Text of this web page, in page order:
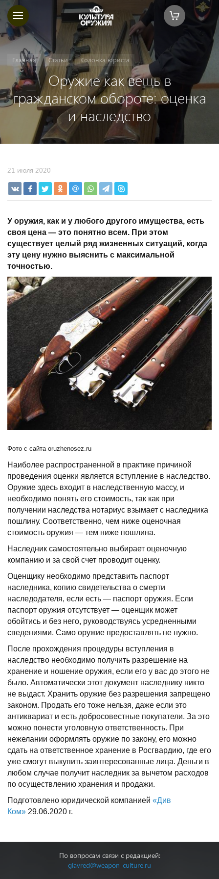
Главная Статьи Колонка юриста
Оружие как вещь в
гражданском обороте: оценка
и наследство
21 июля 2020
У оружия, как и у любого другого имущества, есть
своя цена — это понятно всем. При этом
существует целый ряд жизненных ситуаций, когда
эту цену нужно выяснить с максимальной
точностью.
Фото с сайта oruzhenosez.ru
Наиболее распространенной в практике причиной
проведения оценки является вступление в наследство.
Оружие здесь входит в наследственную массу, и
необходимо понять его стоимость, так как при
получении наследства нотариус взымает с наследника
пошлину. Соответственно, чем ниже оценочная
стоимость оружия — тем ниже пошлина.
Наследник самостоятельно выбирает оценочную
компанию и за свой счет проводит оценку.
Оценщику необходимо представить паспорт
наследника, копию свидетельства о смерти
наследодателя, если есть — паспорт оружия. Если
паспорт оружия отсутствует — оценщик может
обойтись и без него, руководствуясь усредненными
сведениями. Само оружие предоставлять не нужно.
После прохождения процедуры вступления в
наследство необходимо получить разрешение на
хранение и ношение оружия, если его у вас до этого не
было. Автоматически этот документ наследнику никто
не выдаст. Хранить оружие без разрешения запрещено
законом. Продать его тоже нельзя, даже если это
антиквариат и есть добросовестные покупатели. За это
можно понести уголовную ответственность. При
нежелании оформлять оружие по закону, его можно
сдать на ответственное хранение в Росгвардию, где его
уже смогут выкупить заинтересованные лица. Деньги в
любом случае получит наследник за вычетом расходов
по осуществлению хранения и продажи.
Подготовлено юридической компанией «Див
Ком» 29.06.2020 г.
По вопросам связи с редакцией:
glavred@weapon-culture.ru